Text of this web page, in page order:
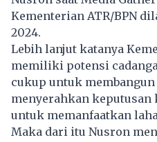
Kementerian ATR/BPN
2024.
Lebih lanjut katanya
memiliki potensi
cukup untuk
menyerahkan keputusan
untuk memanfaatkan
Maka dari itu Nusron